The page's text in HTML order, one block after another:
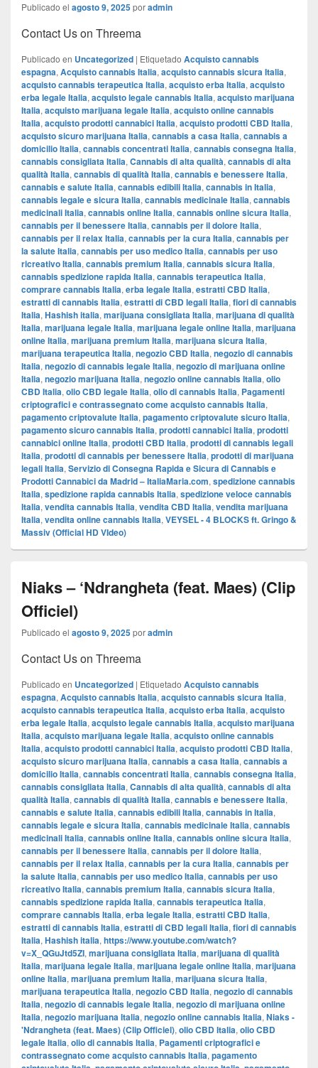
Publicado el agosto 9, 2025poradmin
Contact Us on Threema
Publicado en Uncategorized | Etiquetado Acquisto cannabis
espagna, Acquisto cannabis Italia, acquisto cannabis sicura Italia,
acquisto cannabis terapeutica Italia, acquisto erba Italia, acquisto
erba legale Italia, acquisto legale cannabis Italia, acquisto marijuana
Italia, acquisto marijuana legale Italia, acquisto online cannabis
Italia, acquisto prodotti cannabici Italia, acquisto prodotti CBD Italia,
acquisto sicuro marijuana Italia, cannabis a casa Italia, cannabis a
domicilio Italia, cannabis concentrati Italia, cannabis consegna Italia,
cannabis consigliata Italia, Cannabis di alta qualità, cannabis di alta
qualità Italia, cannabis di qualità Italia, cannabis e benessere Italia,
cannabis e salute Italia, cannabis edibili Italia, cannabis in Italia,
cannabis legale e sicura Italia, cannabis medicinale Italia, cannabis
medicinali Italia, cannabis online Italia, cannabis online sicura Italia,
cannabis per il benessere Italia, cannabis per il dolore Italia,
cannabis per il relax Italia, cannabis per la cura Italia, cannabis per
la salute Italia, cannabis per uso medico Italia, cannabis per uso
ricreativo Italia, cannabis premium Italia, cannabis sicura Italia,
cannabis spedizione rapida Italia, cannabis terapeutica Italia,
comprare cannabis Italia, erba legale Italia, estratti CBD Italia,
estratti di cannabis Italia, estratti di CBD legali Italia, fiori di cannabis
Italia, Hashish italia, marijuana consigliata Italia, marijuana di qualità
Italia, marijuana legale Italia, marijuana legale online Italia, marijuana
online Italia, marijuana premium Italia, marijuana sicura Italia,
marijuana terapeutica Italia, negozio CBD Italia, negozio di cannabis
Italia, negozio di cannabis legale Italia, negozio di marijuana online
Italia, negozio marijuana Italia, negozio online cannabis Italia, olio
CBD Italia, olio CBD legale Italia, olio di cannabis Italia, Pagamenti
criptografici e contrassegnato come acquisto cannabis Italia,
pagamento criptovalute Italia, pagamento criptovalute sicuro Italia,
pagamento sicuro cannabis Italia, prodotti cannabici Italia, prodotti
cannabici online Italia, prodotti CBD Italia, prodotti di cannabis legali
Italia, prodotti di cannabis per benessere Italia, prodotti di marijuana
legali Italia, Servizio di Consegna Rapida e Sicura di Cannabis e
Prodotti Cannabici da Madrid – ItaliaMaria.com, spedizione cannabis
Italia, spedizione rapida cannabis Italia, spedizione veloce cannabis
Italia, vendita cannabis Italia, vendita CBD Italia, vendita marijuana
Italia, vendita online cannabis Italia, VEYSEL - 4 BLOCKS ft. Gringo &
Massiv (Official HD VIdeo)
Niaks – ‘Ndrangheta (feat. Maes) (Clip
Officiel)
Publicado el agosto 9, 2025poradmin
Contact Us on Threema
Publicado en Uncategorized | Etiquetado Acquisto cannabis
espagna, Acquisto cannabis Italia, acquisto cannabis sicura Italia,
acquisto cannabis terapeutica Italia, acquisto erba Italia, acquisto
erba legale Italia, acquisto legale cannabis Italia, acquisto marijuana
Italia, acquisto marijuana legale Italia, acquisto online cannabis
Italia, acquisto prodotti cannabici Italia, acquisto prodotti CBD Italia,
acquisto sicuro marijuana Italia, cannabis a casa Italia, cannabis a
domicilio Italia, cannabis concentrati Italia, cannabis consegna Italia,
cannabis consigliata Italia, Cannabis di alta qualità, cannabis di alta
qualità Italia, cannabis di qualità Italia, cannabis e benessere Italia,
cannabis e salute Italia, cannabis edibili Italia, cannabis in Italia,
cannabis legale e sicura Italia, cannabis medicinale Italia, cannabis
medicinali Italia, cannabis online Italia, cannabis online sicura Italia,
cannabis per il benessere Italia, cannabis per il dolore Italia,
cannabis per il relax Italia, cannabis per la cura Italia, cannabis per
la salute Italia, cannabis per uso medico Italia, cannabis per uso
ricreativo Italia, cannabis premium Italia, cannabis sicura Italia,
cannabis spedizione rapida Italia, cannabis terapeutica Italia,
comprare cannabis Italia, erba legale Italia, estratti CBD Italia,
estratti di cannabis Italia, estratti di CBD legali Italia, fiori di cannabis
Italia, Hashish italia, https://www.youtube.com/watch?
v=X_QGuJtd5ZI, marijuana consigliata Italia, marijuana di qualità
Italia, marijuana legale Italia, marijuana legale online Italia, marijuana
online Italia, marijuana premium Italia, marijuana sicura Italia,
marijuana terapeutica Italia, negozio CBD Italia, negozio di cannabis
Italia, negozio di cannabis legale Italia, negozio di marijuana online
Italia, negozio marijuana Italia, negozio online cannabis Italia, Niaks -
'Ndrangheta (feat. Maes) (Clip Officiel), olio CBD Italia, olio CBD
legale Italia, olio di cannabis Italia, Pagamenti criptografici e
contrassegnato come acquisto cannabis Italia, pagamento